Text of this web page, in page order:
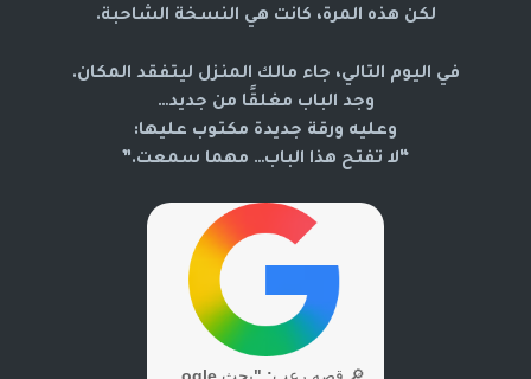
لكن هذه المرة، كانت هي النسخة الشاحبة.
في اليوم التالي، جاء مالك المنزل ليتفقد المكان.
وجد الباب مغلقًا من جديد…
وعليه ورقة جديدة مكتوب عليها:
“لا تفتح هذا الباب… مهما سمعت.”